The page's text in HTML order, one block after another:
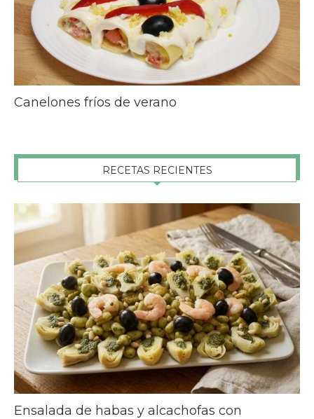
Canelones fríos de verano
RECETAS RECIENTES
Ensalada de habas y alcachofas con